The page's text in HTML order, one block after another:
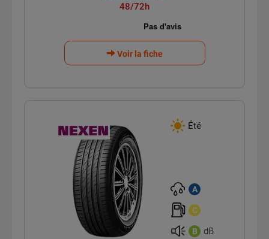
48/72h
Voir la fiche
Été
A
C
B dB